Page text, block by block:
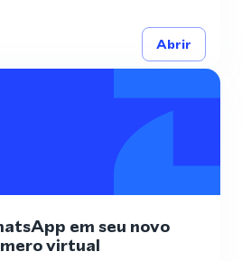
Abrir
em seu novo
virtual